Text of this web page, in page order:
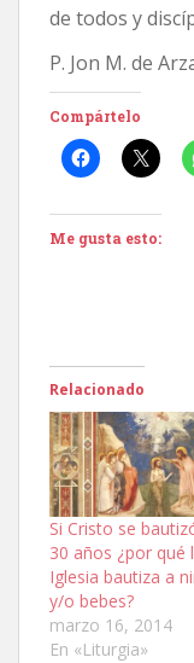
de todos y
P. Jon M. de
Compártelo
Me gusta esto:
Relacionado
Si Cristo se
30 años ¿por qué
Iglesia bautiza a
y/o bebes?
marzo 16, 2014
En «Liturgia»